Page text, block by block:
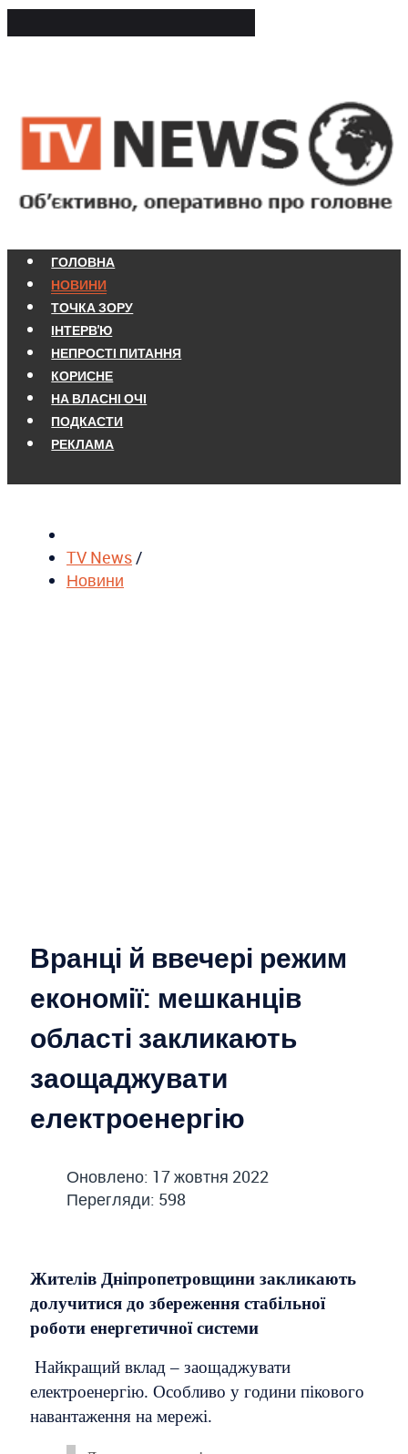
ГОЛОВНА
НОВИНИ
ТОЧКА ЗОРУ
ІНТЕРВ'Ю
НЕПРОСТІ ПИТАННЯ
КОРИСНЕ
НА ВЛАСНІ ОЧІ
ПОДКАСТИ
РЕКЛАМА
TV News/
Новини
Вранці й ввечері режим
економії: мешканців
області закликають
заощаджувати
електроенергію
Оновлено: 17 жовтня 2022
Перегляди: 598
Жителів Дніпропетровщини закликають
долучитися до збереження стабільної
роботи енергетичної системи
Найкращий вклад – заощаджувати
електроенергію. Особливо у години пікового
навантаження на мережі.